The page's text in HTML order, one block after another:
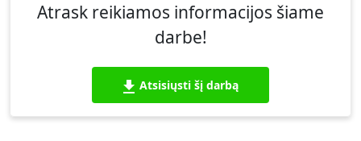
Atrask reikiamos informacijos šiame
darbe!
Atsisiųsti šį darbą